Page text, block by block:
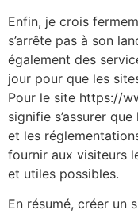
Enfin, je crois
s’arrête pas à son
également des
jour pour que les
Pour le site https://
signifie s’assurer
et les
fournir aux visiteurs
et utiles possibles.
En résumé, créer un